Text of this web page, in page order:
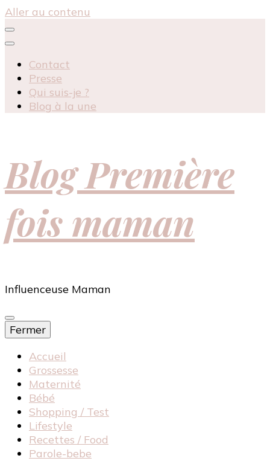
Aller au contenu
Contact
Presse
Qui suis-je ?
Blog à la une
Blog Première
fois maman
Influenceuse Maman
Fermer
Accueil
Grossesse
Maternité
Bébé
Shopping / Test
Lifestyle
Recettes / Food
Parole-bebe